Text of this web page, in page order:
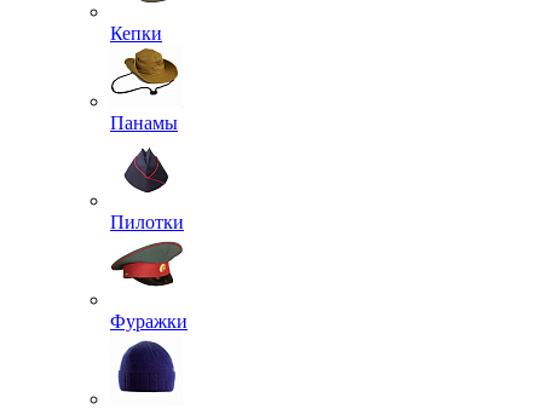
Кепки
Панамы
Пилотки
Фуражки